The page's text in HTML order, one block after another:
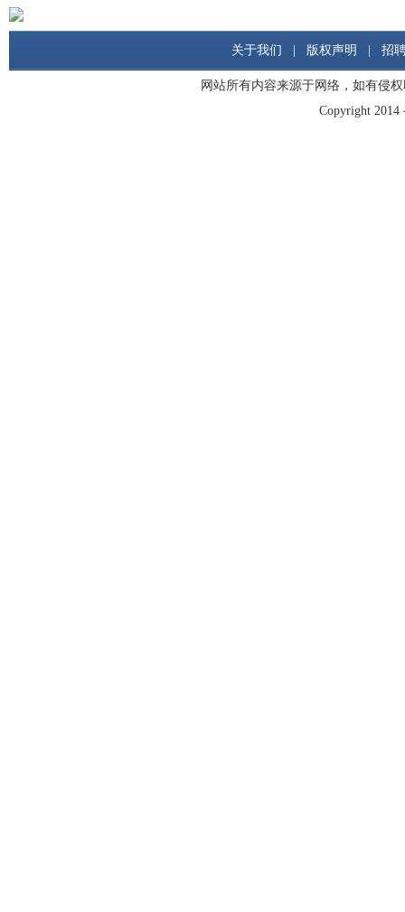
关于我们 版权声明 招
网站所有内容来源于网络，如有侵
Copyright 2014